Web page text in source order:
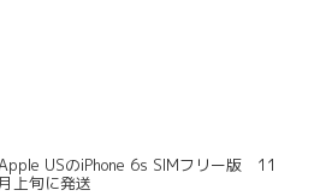
USのiPhone 6s SIMフリー版 11
上旬に発送